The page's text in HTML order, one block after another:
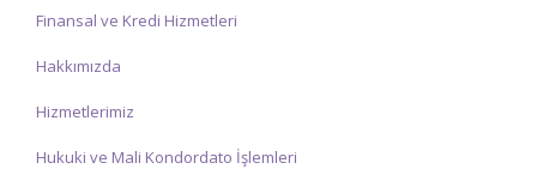
Finansal ve Kredi Hizmetleri
Hakkımızda
Hizmetlerimiz
Hukuki ve Mali Kondordato İşlemleri